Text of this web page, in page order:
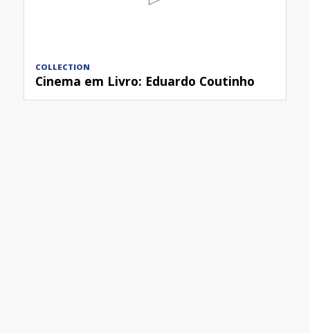
COLLECTION
Cinema em Livro: Eduardo Coutinho